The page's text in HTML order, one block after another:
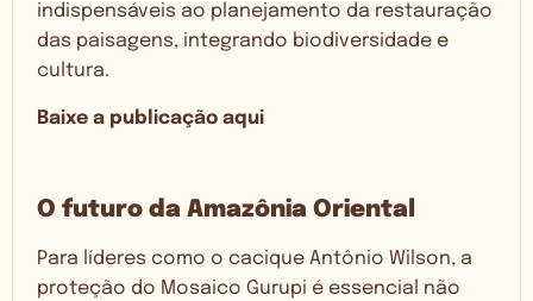
indispensáveis ao planejamento da restauração
das paisagens, integrando biodiversidade e
cultura.
Baixe a publicação aqui
O futuro da Amazônia Oriental
Para líderes como o cacique Antônio Wilson, a
proteção do Mosaico Gurupi é essencial não